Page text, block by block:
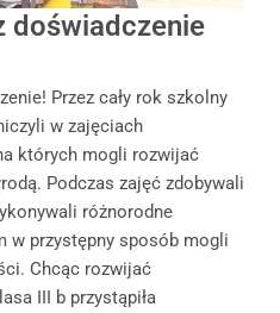
doświadczenie
Przez cały rok szkolny
w zajęciach
których mogli rozwijać
Podczas zajęć zdobywali
różnorodne
w przystępny sposób mogli
Chcąc rozwijać
III b przystąpiła